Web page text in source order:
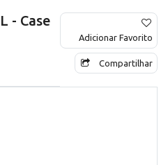
- Case
Adicionar Favorito
Compartilhar